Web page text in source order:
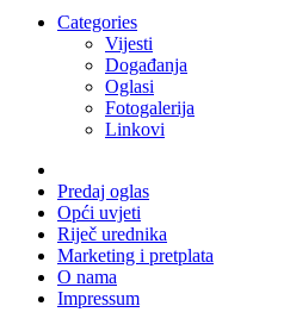
Categories
Vijesti
Događanja
Oglasi
Fotogalerija
Linkovi
Predaj oglas
Opći uvjeti
Riječ urednika
Marketing i pretplata
O nama
Impressum